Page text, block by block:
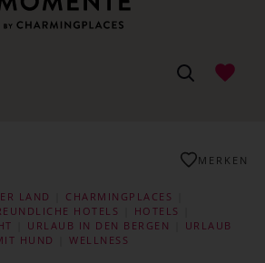
LAND CHARMINGPLACES
HOTELS
HOTELS
URLAUB IN DEN BERGEN
URLAUB
HUND
|WELLNESS
MERKEN